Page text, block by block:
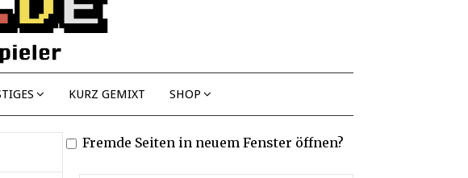
KURZ GEMIXT SHOP
Fremde Seiten in neuem Fenster öffnen?